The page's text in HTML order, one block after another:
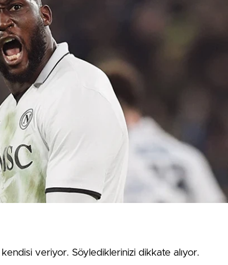
veriyor. Söylediklerinizi dikkate alıyor.